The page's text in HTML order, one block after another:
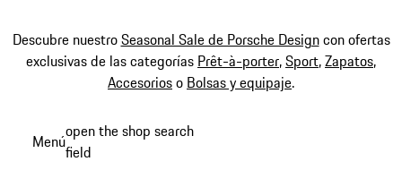
Descubre nuestroSeasonal Sale de Porsche Designcon ofertas
exclusivas de las categorías Prêt-à-porter,Sport,Zapatos,
Accesorioso Bolsas y equipaje.
Menúopen the shop search
field